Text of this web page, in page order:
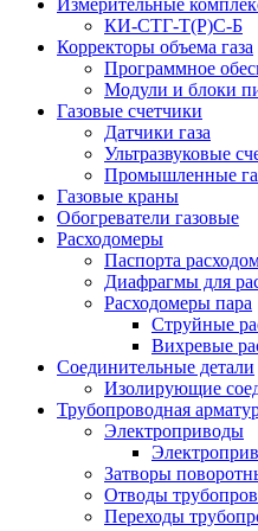
Измерительные
КИ-СТГ-Т(Р)С-Б
Корректоры объема газа
Программное
Модули и блоки
Газовые счетчики
Датчики газа
Ультразвуковые
Промышленные
Газовые краны
Обогреватели газовые
Расходомеры
Паспорта
Диафрагмы для
Расходомеры пара
Струйные
Вихревые
Соединительные детали
Изолирующие
Трубопроводная
Электроприводы
Затворы
Отводы
Переходы